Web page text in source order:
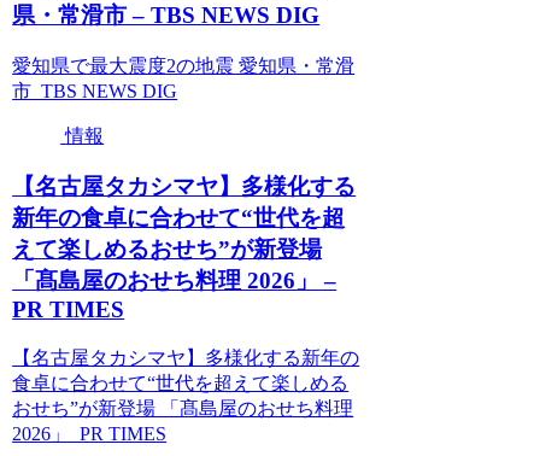
県・常滑市 – TBS NEWS DIG
愛知県で最大震度2の地震 愛知県・常滑
市 TBS NEWS DIG
情報
【名古屋タカシマヤ】多様化する
新年の食卓に合わせて“世代を超
えて楽しめるおせち”が新登場
「髙島屋のおせち料理 2026」 –
PR TIMES
【名古屋タカシマヤ】多様化する新年の
食卓に合わせて“世代を超えて楽しめる
おせち”が新登場 「髙島屋のおせち料理
2026」 PR TIMES